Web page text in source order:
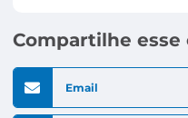
Compartilhe esse
Email